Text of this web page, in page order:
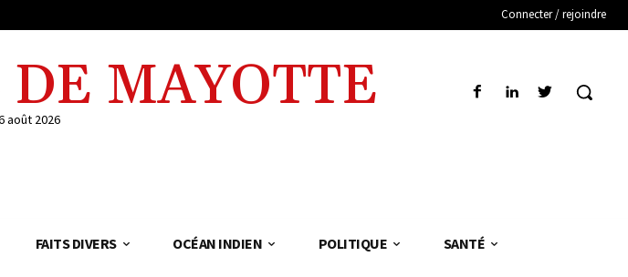
Connecter / rejoindre
MAYOTTE
août 2026
FAITS DIVERS OCÉAN INDIEN POLITIQUE SANTÉ